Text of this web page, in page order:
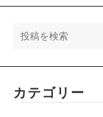
います
カテゴリー